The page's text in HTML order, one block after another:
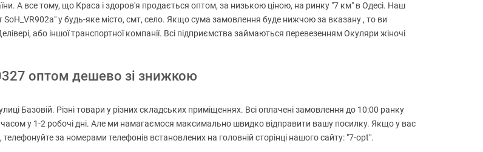
А все тому, що Краса і здоров'я продається оптом, за низькою ціною, на ринку "7 км" в Одесі. Наш
у будь-яке місто, смт, село. Якщо сума замовлення буде нижчою за вказану , то ви
або іншої транспортної компанії. Всі підприємства займаються перевезенням Окуляри жіночі
оптом дешево зі знижкою
Базовій. Різні товари у різних складських приміщеннях. Всі оплачені замовлення до 10:00 ранку
у 1-2 робочі дні. Але ми намагаємося максимально швидко відправити вашу посилку. Якщо у вас
за номерами телефонів встановлених на головній сторінці нашого сайту: "7-opt".